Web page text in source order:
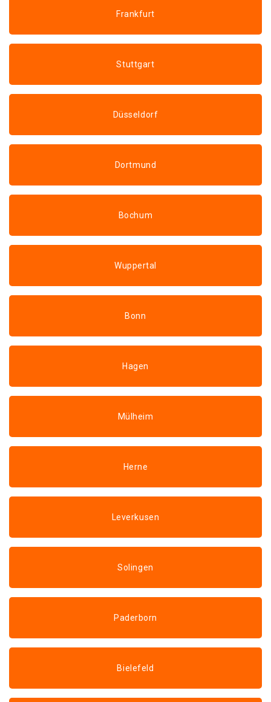
Frankfurt
Stuttgart
Düsseldorf
Dortmund
Bochum
Wuppertal
Bonn
Hagen
Mülheim
Herne
Leverkusen
Solingen
Paderborn
Bielefeld